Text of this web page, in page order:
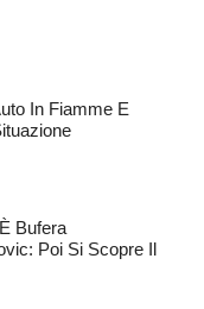
In Fiamme E
Bufera
Poi Si Scopre Il